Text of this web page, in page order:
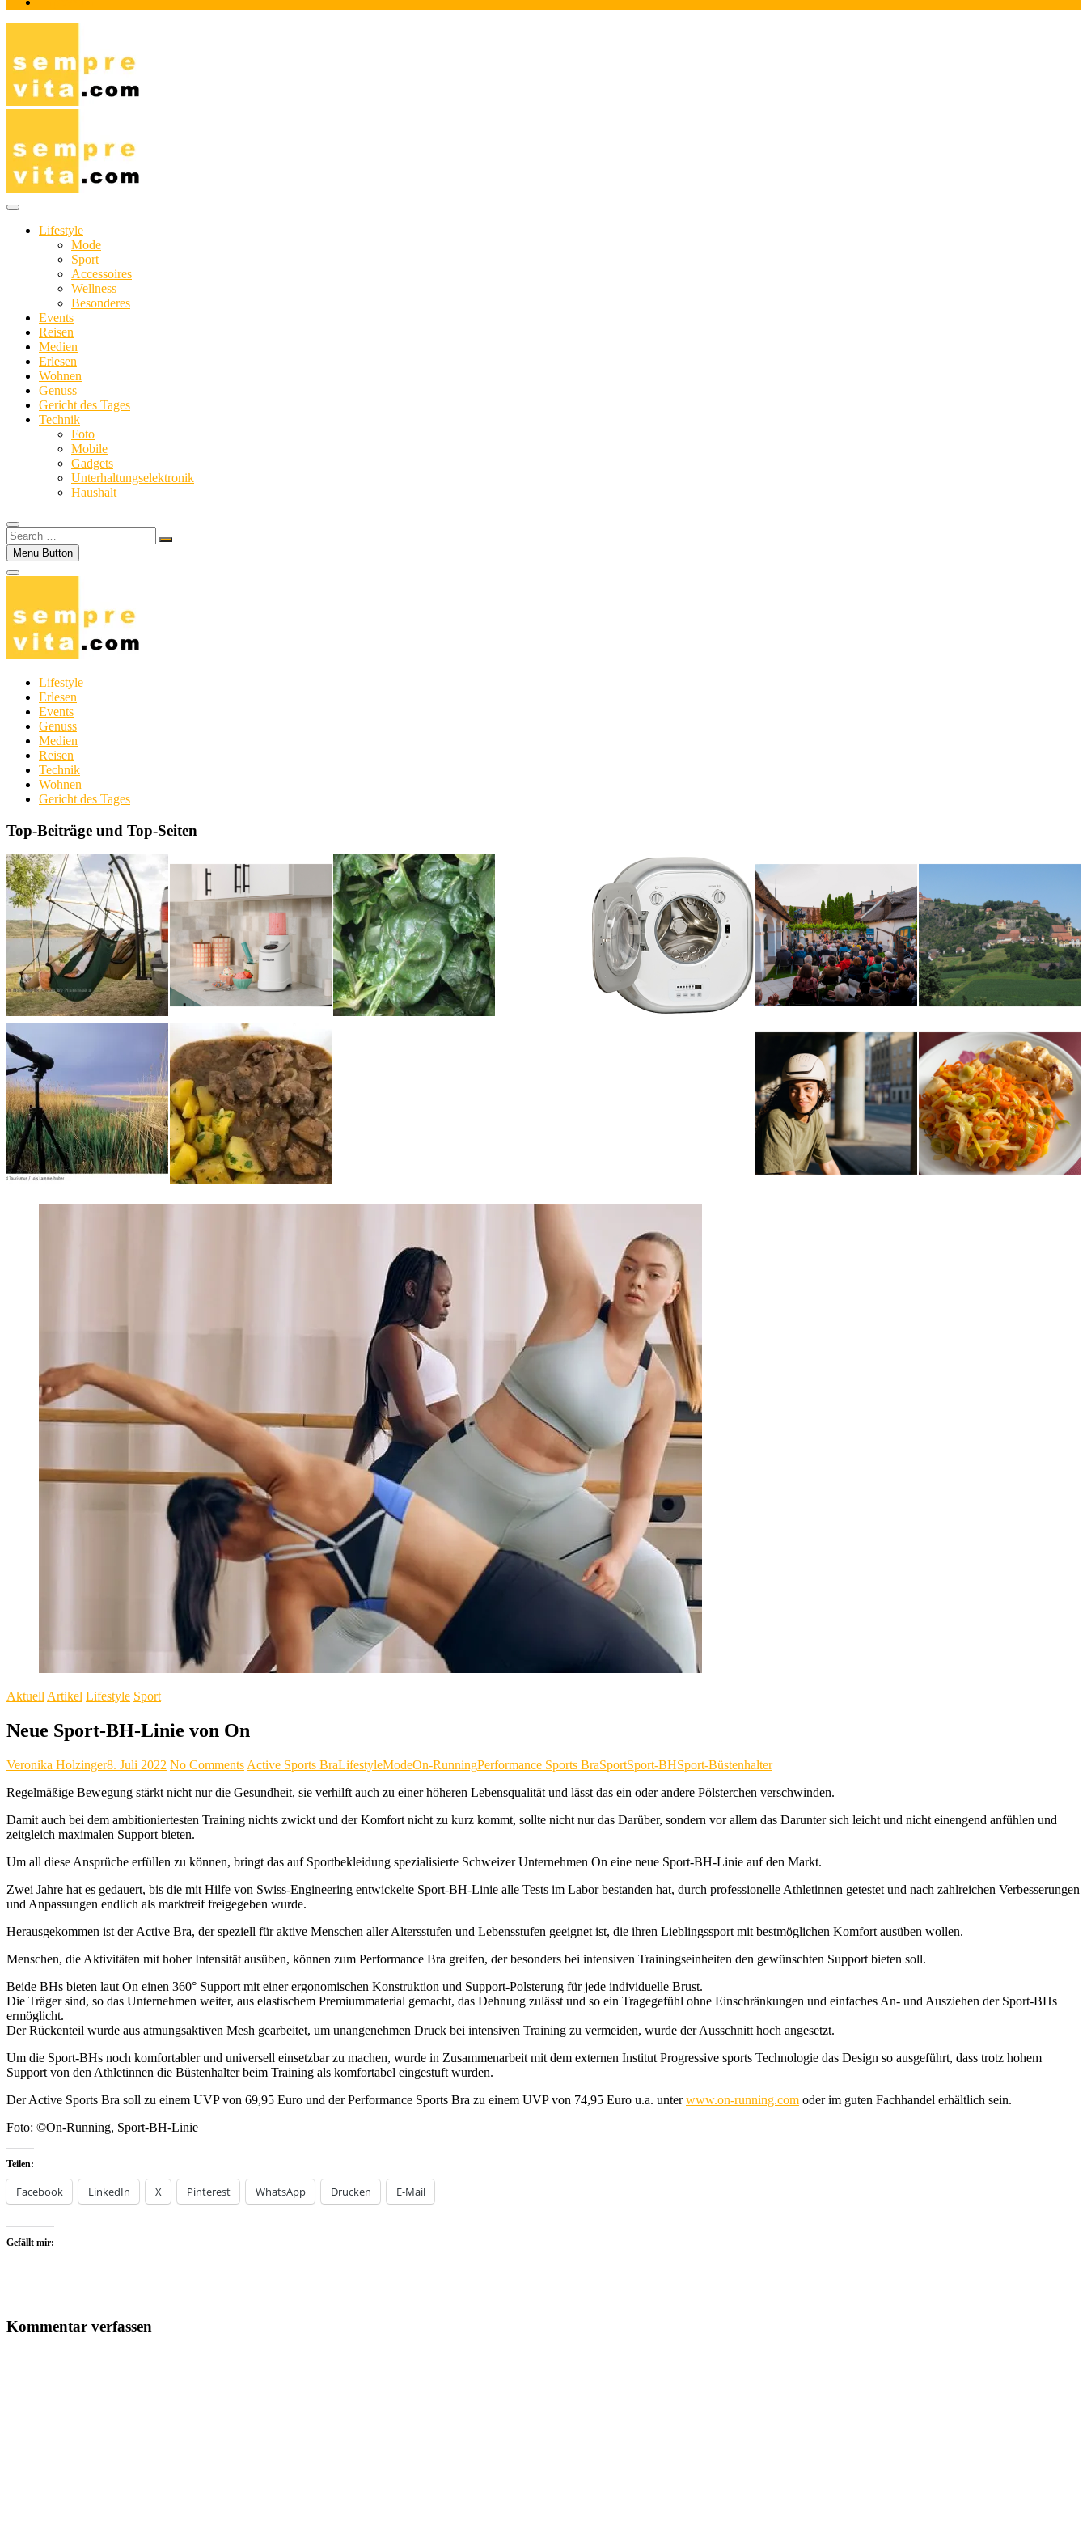
Lifestyle
Mode
Sport
Accessoires
Wellness
Besonderes
Events
Reisen
Medien
Erlesen
Wohnen
Genuss
Gericht des Tages
Technik
Foto
Mobile
Gadgets
Unterhaltungselektronik
Haushalt
Search
…Menu Button
Lifestyle
Erlesen
Events
Genuss
Medien
Reisen
Technik
Wohnen
Gericht des Tages
Top-Beiträge und Top-Seiten
AktuellArtikel Lifestyle Sport
Neue Sport-BH-Linie von On
Veronika Holzinger8. Juli 2022 No Comments Active Sports BraLifestyleModeOn-RunningPerformance Sports BraSportSport-BHSport-Büstenhalter
Regelmäßige Bewegung stärkt nicht nur die Gesundheit, sie verhilft auch zu einer höheren Lebensqualität und lässt das ein oder andere Pölsterchen verschwinden.
Damit auch bei dem ambitioniertesten Training nichts zwickt und der Komfort nicht zu kurz kommt, sollte nicht nur das Darüber, sondern vor allem das Darunter sich leicht und nicht einengend anfühlen und
zeitgleich maximalen Support bieten.
Um all diese Ansprüche erfüllen zu können, bringt das auf Sportbekleidung spezialisierte Schweizer Unternehmen On eine neue Sport-BH-Linie auf den Markt.
Zwei Jahre hat es gedauert, bis die mit Hilfe von Swiss-Engineering entwickelte Sport-BH-Linie alle Tests im Labor bestanden hat, durch professionelle Athletinnen getestet und nach zahlreichen Verbesserungen
und Anpassungen endlich als marktreif freigegeben wurde.
Herausgekommen ist der Active Bra, der speziell für aktive Menschen aller Altersstufen und Lebensstufen geeignet ist, die ihren Lieblingssport mit bestmöglichen Komfort ausüben wollen.
Menschen, die Aktivitäten mit hoher Intensität ausüben, können zum Performance Bra greifen, der besonders bei intensiven Trainingseinheiten den gewünschten Support bieten soll.
Beide BHs bieten laut On einen 360° Support mit einer ergonomischen Konstruktion und Support-Polsterung für jede individuelle Brust.
Die Träger sind, so das Unternehmen weiter, aus elastischem Premiummaterial gemacht, das Dehnung zulässt und so ein Tragegefühl ohne Einschränkungen und einfaches An- und Ausziehen der Sport-BHs
ermöglicht.
Der Rückenteil wurde aus atmungsaktiven Mesh gearbeitet, um unangenehmen Druck bei intensiven Training zu vermeiden, wurde der Ausschnitt hoch angesetzt.
Um die Sport-BHs noch komfortabler und universell einsetzbar zu machen, wurde in Zusammenarbeit mit dem externen Institut Progressive sports Technologie das Design so ausgeführt, dass trotz hohem
Support von den Athletinnen die Büstenhalter beim Training als komfortabel eingestuft wurden.
Der Active Sports Bra soll zu einem UVP von 69,95 Euro und der Performance Sports Bra zu einem UVP von 74,95 Euro u.a. unterwww.on-running.com oder im guten Fachhandel erhältlich sein.
Foto: ©On-Running, Sport-BH-Linie
Teilen:
Facebook LinkedIn X Pinterest WhatsApp Drucken E-Mail
Gefällt mir:
Kommentar verfassen